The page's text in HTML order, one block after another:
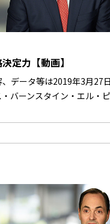
定力【動画】
データ等は2019年3月27
バーンスタイン・エル・